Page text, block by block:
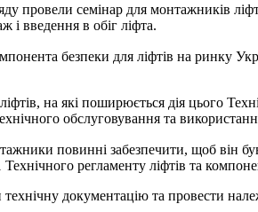
провели семінар для монтажників
і введення в обіг ліфта.
безпеки для ліфтів на ринку
на які поширюється дія цього
обслуговування та
повинні забезпечити, щоб він
регламенту ліфтів та
документацію та провести